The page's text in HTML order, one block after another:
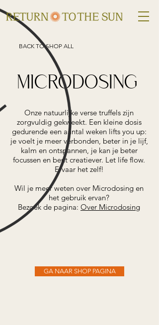
BACK TO SHOP ALL
MICRODOSING
Onze natuurlijke verse truffels zijn
zorgvuldig gekweekt. Een kleine dosis
gedurende een aantal weken lifts you up:
je voelt je meer verbonden, beter in je lijf,
kalm en ontspannen, je kan je beter
focussen en bent creatiever. Let life flow.
Ervaar het zelf!
Wil je meer weten over Microdosing en
het gebruik ervan?
Bezoek de pagina: Over Microdosing
GA NAAR SHOP PAGINA